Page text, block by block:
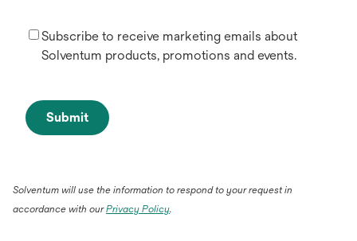
Subscribe to receive marketing emails about
Solventum products, promotions and events.
Submit
Solventum will use the information to respond to your request in
accordance with ourPrivacy Policy.